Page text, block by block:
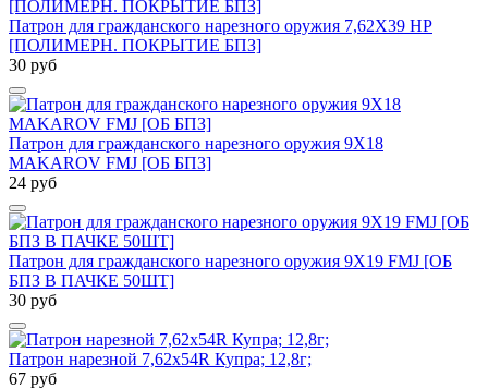
Патрон для гражданского нарезного оружия 7,62Х39 HP
[ПОЛИМЕРН. ПОКРЫТИЕ БПЗ]
30 руб
Патрон для гражданского нарезного оружия 9Х18
MAKAROV FMJ [ОБ БПЗ]
24 руб
Патрон для гражданского нарезного оружия 9Х19 FMJ [ОБ
БПЗ В ПАЧКЕ 50ШТ]
30 руб
Патрон нарезной 7,62х54R Купра; 12,8г;
67 руб